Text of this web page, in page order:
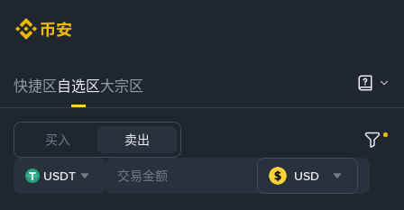
快捷区自选区大宗区
买入 卖出
USDT USD